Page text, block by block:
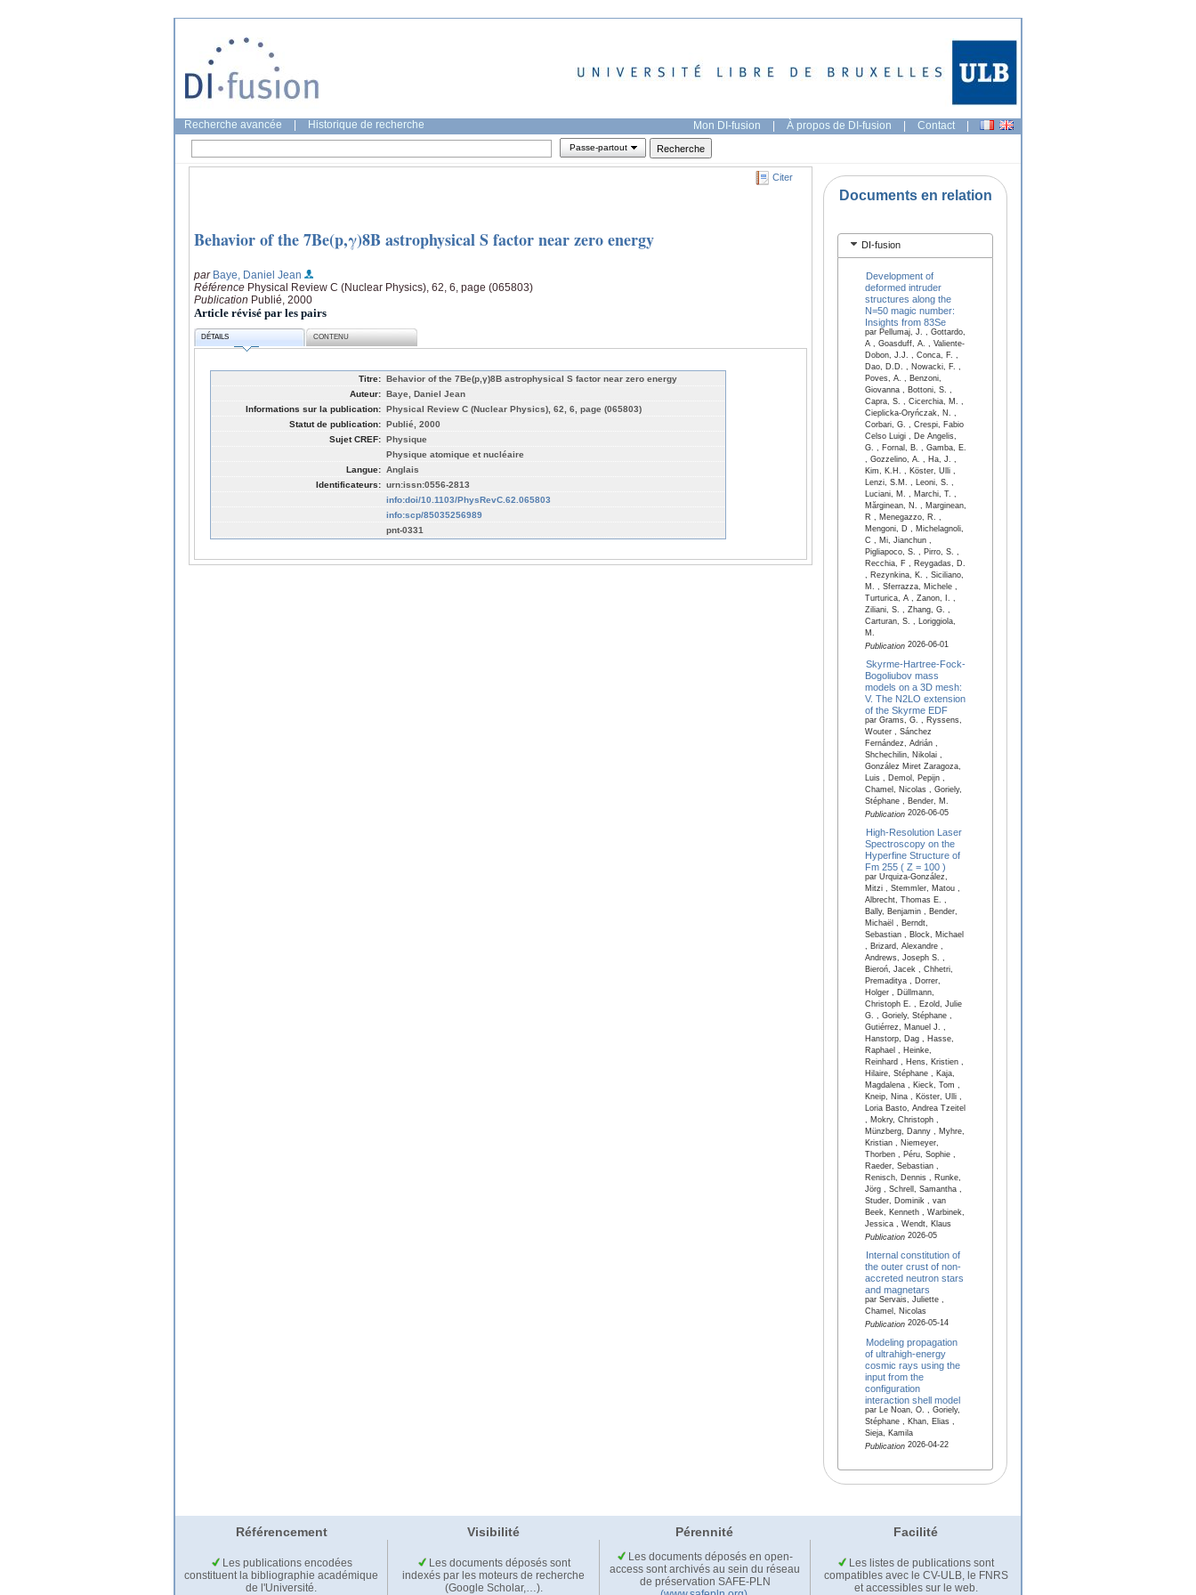
Recherche avancée Historique de recherche Mon DI-fusion | À propos de DI-fusion | Contact |
Passe-partout
Citer
Behavior of the 7Be(p,γ)8B astrophysical S factor near zero energy
par Baye, Daniel Jean
Référence Physical Review C (Nuclear Physics), 62, 6, page (065803)
Publication Publié, 2000
Article révisé par les pairs
DÉTAILS CONTENU
Titre: Behavior of the 7Be(p,γ)8B astrophysical S factor near zero energy
Auteur: Baye, Daniel Jean
Informations sur la publication: Physical Review C (Nuclear Physics), 62, 6, page (065803)
Statut de publication: Publié, 2000
Sujet CREF: Physique
Physique atomique et nucléaire
Langue: Anglais
Identificateurs: urn:issn:0556-2813
info:doi/10.1103/PhysRevC.62.065803
info:scp/85035256989
pnt-0331
Documents en relation
DI-fusion
Development of
deformed intruder
structures along the
N=50 magic number:
Insights from 83Se
par Pellumaj, J. , Gottardo,
A , Goasduff, A. , Valiente-
Dobon, J.J. , Conca, F. ,
Dao, D.D. , Nowacki, F. ,
Poves, A. , Benzoni,
Giovanna , Bottoni, S. ,
Capra, S. , Cicerchia, M. ,
Cieplicka-Oryńczak, N. ,
Corbari, G. , Crespi, Fabio
Celso Luigi , De Angelis,
G. , Fornal, B. , Gamba, E.
, Gozzelino, A. , Ha, J. ,
Kim, K.H. , Köster, Ulli ,
Lenzi, S.M. , Leoni, S. ,
Luciani, M. , Marchi, T. ,
Mărginean, N. , Marginean,
R , Menegazzo, R. ,
Mengoni, D , Michelagnoli,
C , Mi, Jianchun ,
Pigliapoco, S. , Pirro, S. ,
Recchia, F , Reygadas, D.
, Rezynkina, K. , Siciliano,
M. , Sferrazza, Michele ,
Turturica, A , Zanon, I. ,
Ziliani, S. , Zhang, G. ,
Carturan, S. , Loriggiola,
M.
Publication2026-06-01
Skyrme-Hartree-Fock-
Bogoliubov mass
models on a 3D mesh:
V. The N2LO extension
of the Skyrme EDF
par Grams, G. , Ryssens,
Wouter , Sánchez
Fernández, Adrián ,
Shchechilin, Nikolai ,
González Miret Zaragoza,
Luis , Demol, Pepijn ,
Chamel, Nicolas , Goriely,
Stéphane , Bender, M.
Publication2026-06-05
High-Resolution Laser
Spectroscopy on the
Hyperfine Structure of
Fm 255 ( Z = 100 )
par Urquiza-González,
Mitzi , Stemmler, Matou ,
Albrecht, Thomas E. ,
Bally, Benjamin , Bender,
Michaël , Berndt,
Sebastian , Block, Michael
, Brizard, Alexandre ,
Andrews, Joseph S. ,
Bieroń, Jacek , Chhetri,
Premaditya , Dorrer,
Holger , Düllmann,
Christoph E. , Ezold, Julie
G. , Goriely, Stéphane ,
Gutiérrez, Manuel J. ,
Hanstorp, Dag , Hasse,
Raphael , Heinke,
Reinhard , Hens, Kristien ,
Hilaire, Stéphane , Kaja,
Magdalena , Kieck, Tom ,
Kneip, Nina , Köster, Ulli ,
Loria Basto, Andrea Tzeitel
, Mokry, Christoph ,
Münzberg, Danny , Myhre,
Kristian , Niemeyer,
Thorben , Péru, Sophie ,
Raeder, Sebastian ,
Renisch, Dennis , Runke,
Jörg , Schrell, Samantha ,
Studer, Dominik , van
Beek, Kenneth , Warbinek,
Jessica , Wendt, Klaus
Publication2026-05
Internal constitution of
the outer crust of non-
accreted neutron stars
and magnetars
par Servais, Juliette ,
Chamel, Nicolas
Publication2026-05-14
Modeling propagation
of ultrahigh-energy
cosmic rays using the
input from the
configuration
interaction shell model
par Le Noan, O. , Goriely,
Stéphane , Khan, Elias ,
Sieja, Kamila
Publication2026-04-22
Référencement Visibilité Pérennité Facilité
Les publications encodées
constituent la bibliographie académique
de l'Université.
Les documents déposés sont
indexés par les moteurs de recherche
(Google Scholar,…).
Les documents déposés en open-
access sont archivés au sein du réseau
de préservation SAFE-PLN
Les listes de publications sont
compatibles avec le CV-ULB, le FNRS
et accessibles sur le web.